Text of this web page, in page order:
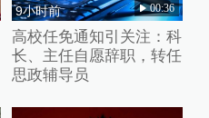
9小时前 00:36
高校任免通知引关注：科
长、主任自愿辞职，转任
思政辅导员